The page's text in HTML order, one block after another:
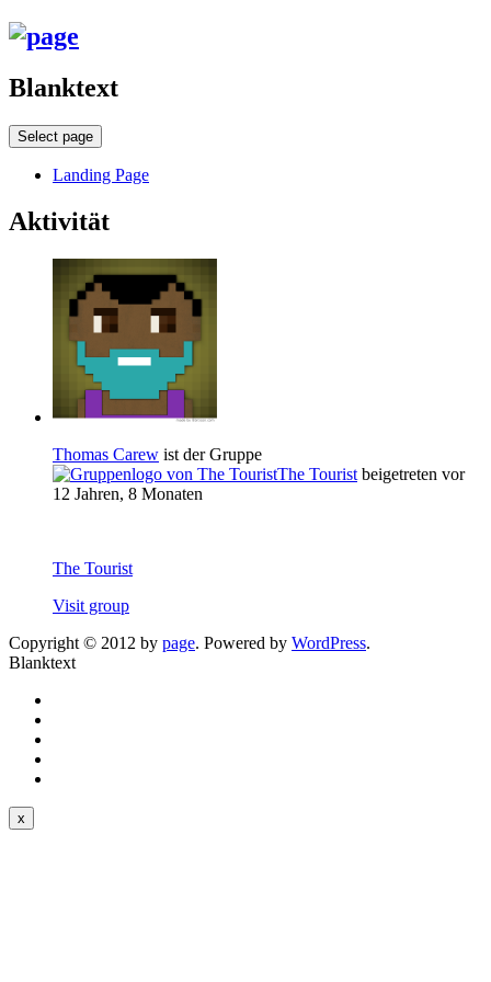
Blanktext
Select page
Landing Page
Aktivität
Thomas Carew ist der Gruppe
The Tourist beigetreten vor
12 Jahren, 8 Monaten
The Tourist
Visit group
Copyright © 2012 by page. Powered by WordPress.
Blanktext
x